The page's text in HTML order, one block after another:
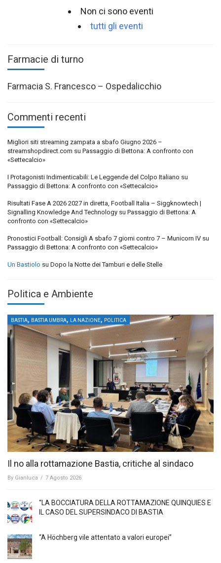
Non ci sono eventi
tutti gli eventi
Farmacie di turno
Farmacia S. Francesco – Ospedalicchio
Commenti recenti
Migliori siti streaming zampata a sbafo Giugno 2026 –
streamshopdirect.com su Passaggio di Bettona: A confronto con
«Settecalcio»
I Protagonisti Indimenticabili: Le Leggende del Colpo Italiano su
Passaggio di Bettona: A confronto con «Settecalcio»
Risultati Fase A 2026 2027 in diretta, Football Italia – Siggknowtech |
Signalling Knowledge And Technology su Passaggio di Bettona: A
confronto con «Settecalcio»
Pronostici Football: Consigli A sbafo 7 giorni contro 7 – Municorn IV su
Passaggio di Bettona: A confronto con «Settecalcio»
Un Bastiolo su Dopo la Notte dei Tamburi e delle Stelle
Politica e Ambiente
BASTIA, BASTIA UMBRA, LA NAZIONE, POLITICA
Il no alla rottamazione Bastia, critiche al sindaco
By Gianluca / 7 Agosto 2026
“LA BOCCIATURA DELLA ROTTAMAZIONE QUINQUIES E
IL CASO DEL SUPERSINDACO DI BASTIA
“A Höchberg vile attentato a valori europei”